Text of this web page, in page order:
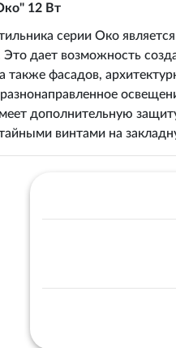
12 Вт
серии Око
дает возможность
а также фасадов,
разнонаправленное
дополнительную
винтами на